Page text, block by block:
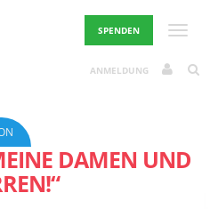
SPENDEN
ANMELDUNG
DAMEN UND